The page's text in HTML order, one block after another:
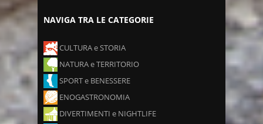
NAVIGA TRA LE CATEGORIE
CULTURA e STORIA
NATURA e TERRITORIO
SPORT e BENESSERE
ENOGASTRONOMIA
DIVERTIMENTI e NIGHTLIFE